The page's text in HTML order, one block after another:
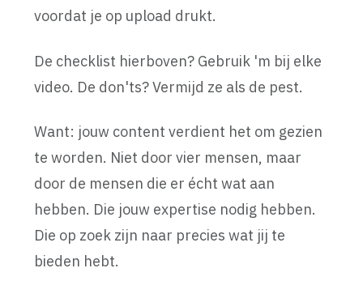
voordat je op upload drukt.
De checklist hierboven? Gebruik 'm bij elke
video. De don'ts? Vermijd ze als de pest.
Want: jouw content verdient het om gezien
te worden. Niet door vier mensen, maar
door de mensen die er écht wat aan
hebben. Die jouw expertise nodig hebben.
Die op zoek zijn naar precies wat jij te
bieden hebt.